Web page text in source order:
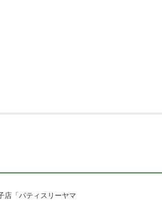
店「パティスリーヤマ